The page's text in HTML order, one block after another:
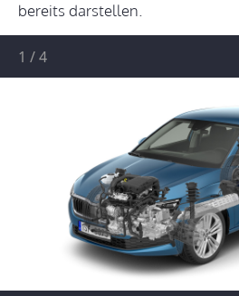
bereits darstellen.
1 /4